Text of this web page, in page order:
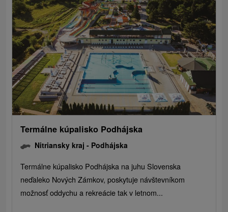
Termálne kúpalisko Podhájska
Nitriansky kraj - Podhájska
Termálne kúpalisko Podhájska na juhu Slovenska
neďaleko Nových Zámkov, poskytuje návštevníkom
možnosť oddychu a rekreácie tak v letnom...